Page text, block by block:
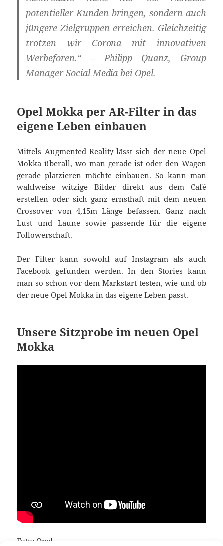
potentieller Kunden bringen, sondern auch
jüngere Zielgruppen erreichen. Gleichzeitig
trotzen wir Corona mit innovativen
Werbeforen.“ – Philipp Quanz, Group
Manager Social Media bei Opel.
Opel Mokka per AR-Filter in das
eigene Leben einbauen
Mittels Augmented Reality lässt sich der neue Opel
Mokka überall, wo man gerade ist oder den Wagen
gerade platzieren möchte einbauen. So kann man
wahlweise witzige Bilder direkt aus dem Café
erstellen oder sich ganz ernsthaft mit dem neuen
Crossover von 4,15m Länge befassen. Ganz nach
Lust und Laune sowie passende für die eigene
Followerschaft.
Der Filter kann sowohl auf Instagram als auch
Facebook gefunden werden. In den Stories kann
man so schon vor dem Markstart testen, wie und ob
der neue OpelMokka in das eigene Leben passt.
Unsere Sitzprobe im neuen Opel
Mokka
Foto: Opel